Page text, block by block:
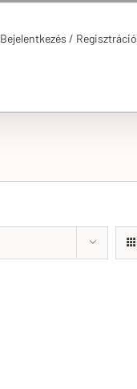
Bejelentkezés / Regisztráció